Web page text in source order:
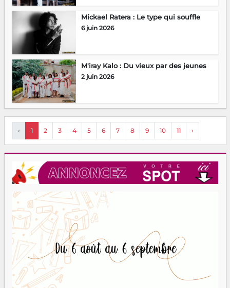
Mickael Ratera : Le type qui souffle
6 juin 2026
M'iray Kalo : Du vieux par des jeunes
2 juin 2026
‹ 1 2 3 4 5 6 7 8 9 10 11 ›